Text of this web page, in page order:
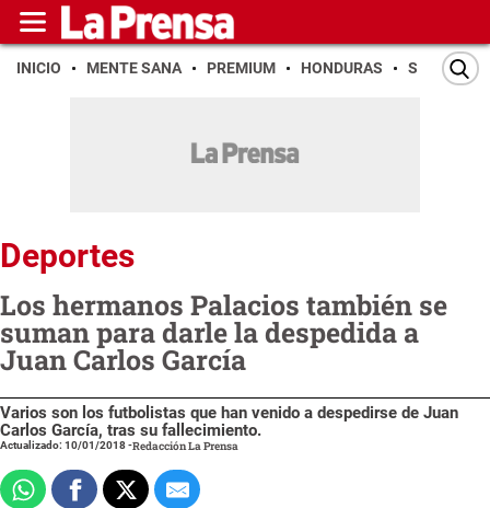
INICIO MENTE SANA PREMIUM HONDURAS SAN PEDRO
Deportes
Los hermanos Palacios también se
suman para darle la despedida a
Juan Carlos García
Varios son los futbolistas que han venido a despedirse de Juan
Carlos García, tras su fallecimiento.
Actualizado: 10/01/2018-Redacción La Prensa